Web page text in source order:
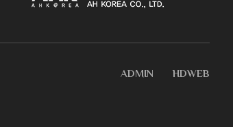
ADMIN HDWEB